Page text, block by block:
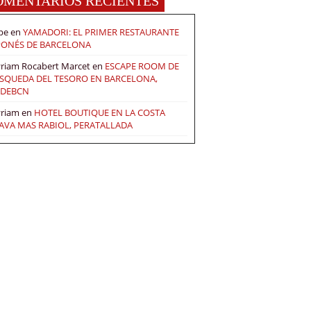
en YAMADORI: EL PRIMER RESTAURANTE
DE BARCELONA
Rocabert Marceten ESCAPE ROOM DE
DEL TESORO EN BARCELONA,
en HOTEL BOUTIQUE EN LA COSTA
MAS RABIOL, PERATALLADA